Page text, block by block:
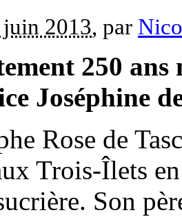
2013, par
250
Joséphine
Rose de
Trois-Îlets
Son